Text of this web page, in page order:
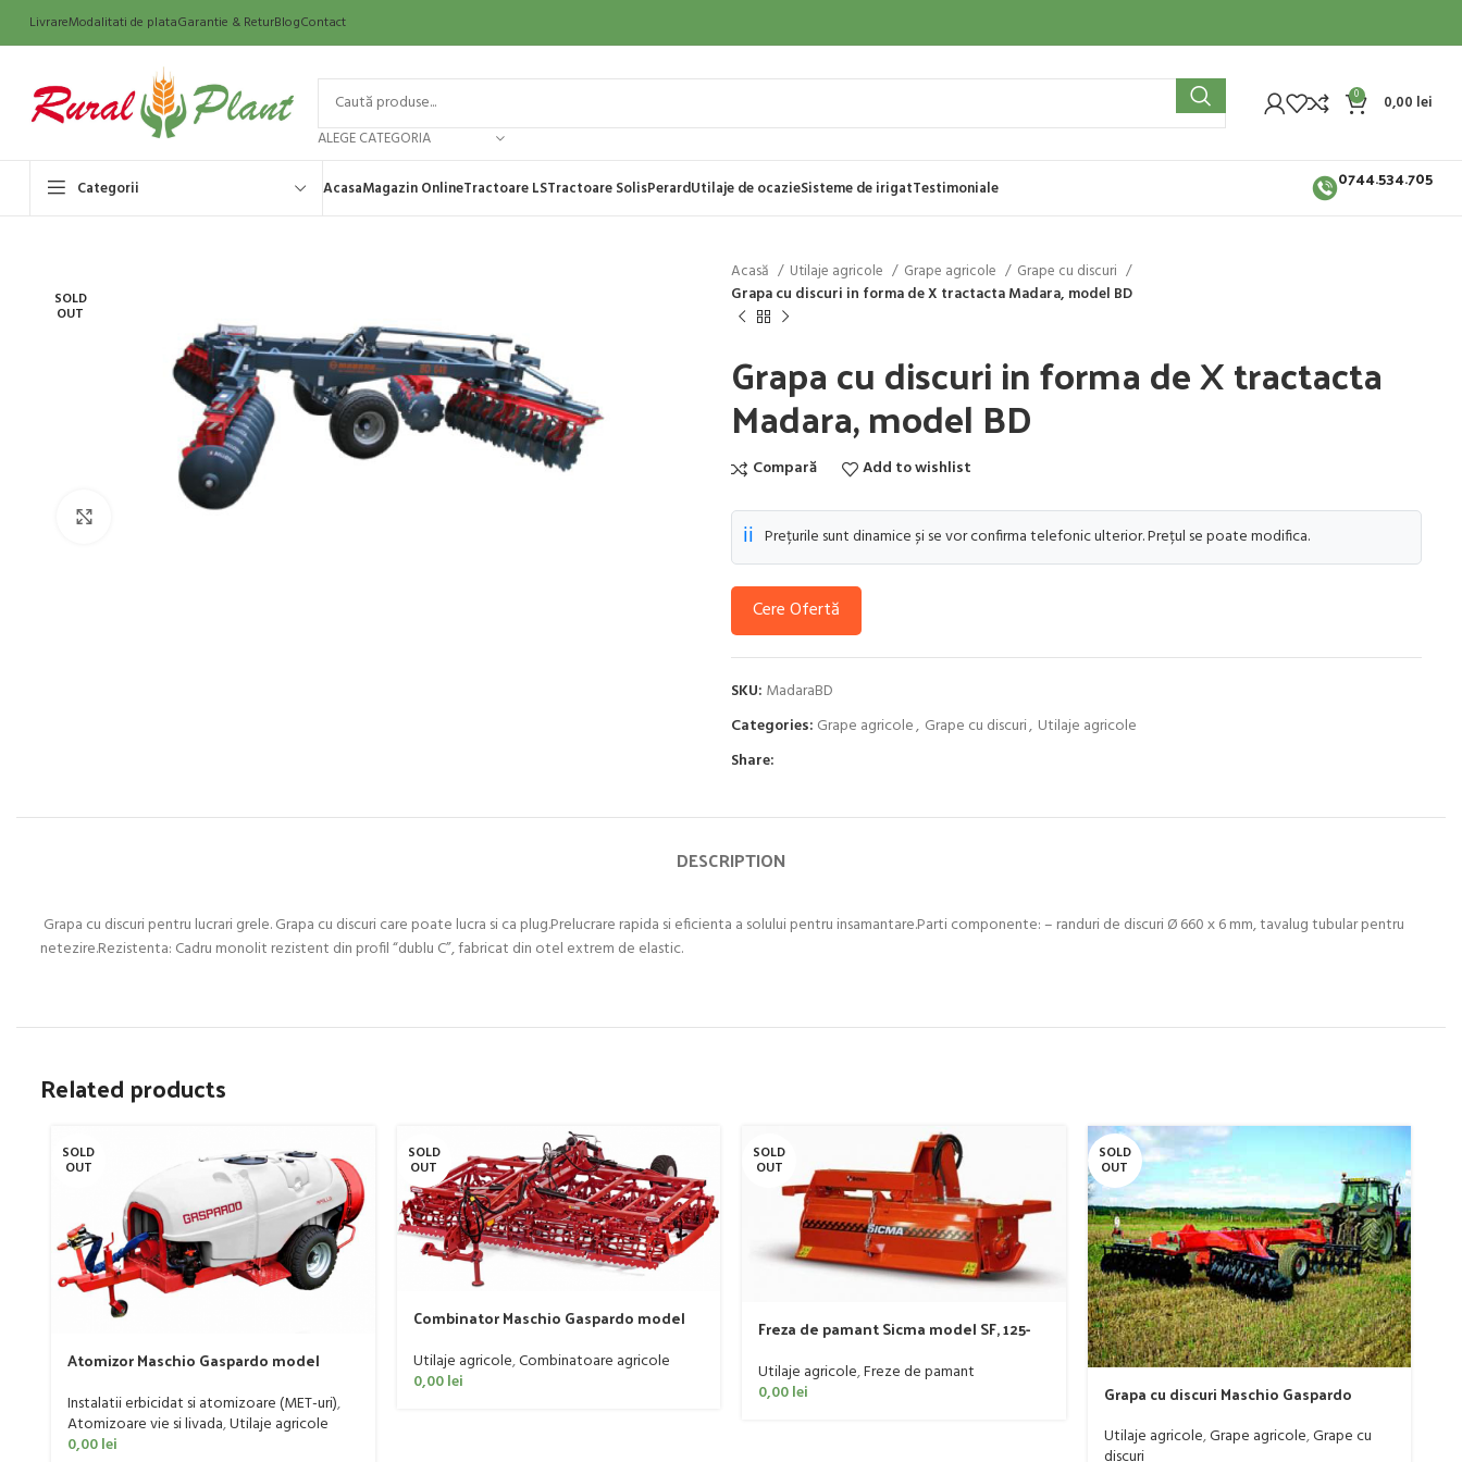
LivrareModalitati de plataGarantie & ReturBlogContact
ALEGE CATEGORIA
0 0,00 lei
Categorii AcasaMagazin OnlineTractoare LSTractoare SolisPerardUtilaje de ocazieSisteme de irigatTestimoniale 0744.534.705
SOLD
OUT
Click to enlarge
Acasă Utilaje agricole Grape agricole
Grape cu discuri
Grapa cu discuri in forma de X tractacta Madara, model BD
Grapa cu discuri in forma de X tractacta
Madara, model BD
Compară Add to wishlist
ℹ️ Prețurile sunt dinamice și se vor confirma telefonic ulterior. Prețul se poate modifica.
Cere Ofertă
SKU: MadaraBD
Categories: Grape agricole, Grape cu discuri, Utilaje agricole
Share:
DESCRIPTION
Grapa cu discuri pentru lucrari grele. Grapa cu discuri care poate lucra si ca plug.Prelucrare rapida si eficienta a solului pentru insamantare.Parti componente: – randuri de discuri Ø 660 х 6 mm, tavalug tubular pentru
netezire.Rezistenta: Cadru monolit rezistent din profil “dublu C”, fabricat din otel extrem de elastic.
Related products
SOLD
OUT
Atomizor Maschio Gaspardo model
Instalatii erbicidat si atomizoare (MET-uri),
Atomizoare vie si livada,Utilaje agricole
0,00lei
SOLD
OUT
Combinator Maschio Gaspardo model
Utilaje agricole,Combinatoare agricole
0,00lei
SOLD
OUT
Freza de pamant Sicma model SF, 125-
Utilaje agricole,Freze de pamant
0,00lei
SOLD
OUT
Grapa cu discuri Maschio Gaspardo
Utilaje agricole,Grape agricole,Grape cu